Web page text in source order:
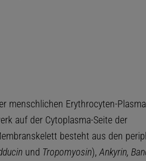
menschlichen Erythrocyten-
auf der Cytoplasma-Seite der
besteht aus den
und Tropomyosin), Ankyrin,